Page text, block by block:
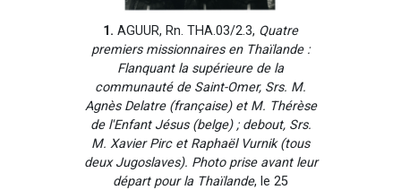
1. AGUUR, Rn. THA.03/2.3, Quatre
premiers missionnaires en Thaïlande :
Flanquant la supérieure de la
communauté de Saint-Omer, Srs. M.
Agnès Delatre (française) et M. Thérèse
de l'Enfant Jésus (belge) ; debout, Srs.
M. Xavier Pirc et Raphaël Vurnik (tous
deux Jugoslaves). Photo prise avant leur
départ pour la Thaïlande, le 25